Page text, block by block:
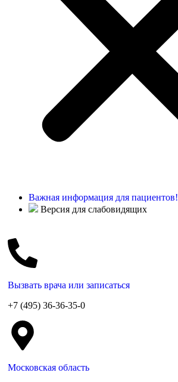
Важная информация для пациентов!
Версия для слабовидящих
Вызвать врача или записаться
+7 (495) 36-36-35-0
Московская область